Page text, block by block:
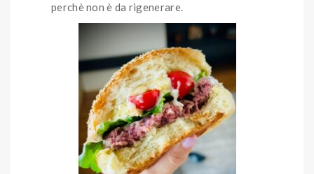
perchè non è da rigenerare.